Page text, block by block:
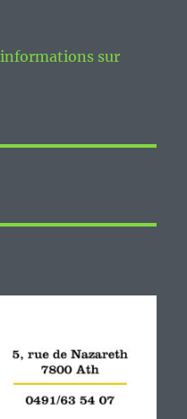
sur